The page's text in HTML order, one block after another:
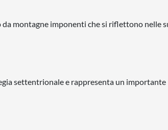
montagne imponenti che si riflettono nelle
settentrionale e rappresenta un importante